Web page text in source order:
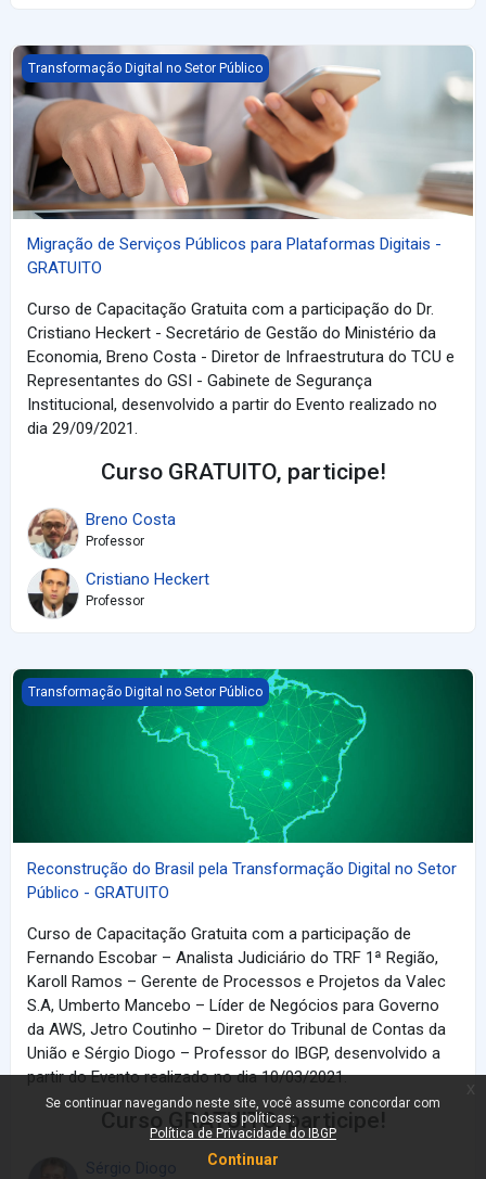
Se continuar navegando neste site, você assume concordar com
nossas políticas:
Política de Privacidade do IBGP
Continuar
Migração de Serviços Públicos para Plataformas Digitais -
Transformação Digital no Setor Público
Migração de Serviços Públicos para Plataformas Digitais -
GRATUITO
Curso de Capacitação Gratuita com a participação do Dr.
Cristiano Heckert - Secretário de Gestão do Ministério da
Economia, Breno Costa - Diretor de Infraestrutura do TCU e
Representantes do GSI - Gabinete de Segurança
Institucional, desenvolvido a partir do Evento realizado no
dia 29/09/2021.
Curso GRATUITO, participe!
Breno Costa
Professor
Cristiano Heckert
Professor
Reconstrução do Brasil pela Transformação Digital no Setor
Transformação Digital no Setor Público
Reconstrução do Brasil pela Transformação Digital no Setor
Público - GRATUITO
Curso de Capacitação Gratuita com a participação de
Fernando Escobar – Analista Judiciário do TRF 1ª Região,
Karoll Ramos – Gerente de Processos e Projetos da Valec
S.A, Umberto Mancebo – Líder de Negócios para Governo
da AWS, Jetro Coutinho – Diretor do Tribunal de Contas da
União e Sérgio Diogo – Professor do IBGP, desenvolvido a
partir do Evento realizado no dia 10/03/2021.
Curso GRATUITO, participe!
Sérgio Diogo